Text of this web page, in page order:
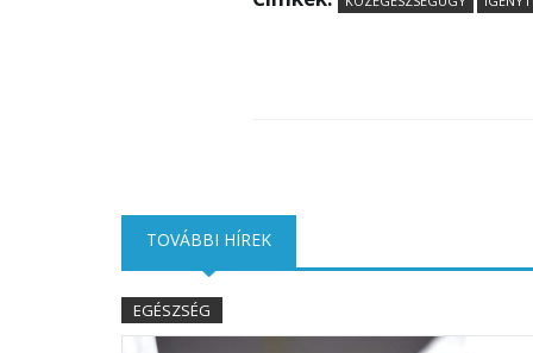
TOVÁBBI HÍREK
EGÉSZSÉG